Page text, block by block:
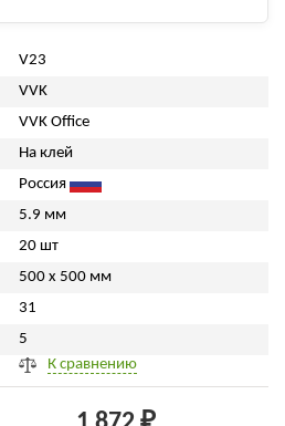
V23
VVK
VVK Office
На клей
Россия
5.9 мм
20 шт
500 x 500 мм
31
5
К сравнению